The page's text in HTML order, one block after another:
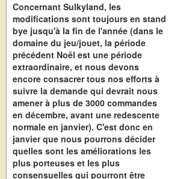
Concernant Sulkyland, les
modifications sont toujours en stand
bye jusqu'à la fin de l'année (dans le
domaine du jeu/jouet, la période
précédent Noël est une période
extraordinaire, et nous devons
encore consacrer tous nos efforts à
suivre la demande qui devrait nous
amener à plus de 3000 commandes
en décembre, avant une redescente
normale en janvier). C'est donc en
janvier que nous pourrons décider
quelles sont les améliorations les
plus porteuses et les plus
consensuelles qui pourront être